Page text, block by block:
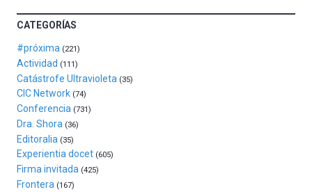
edición
Bilbo
Zientzia
Plaza
(BZP),
un
que
llenará
la
ciudad
de
CATEGORÍAS
#próxima (221)
Actividad (111)
Catástrofe Ultravioleta (35)
CIC Network (74)
Conferencia (731)
Dra. Shora (36)
Editoralia (35)
Experientia docet (605)
Firma invitada (425)
Frontera (167)